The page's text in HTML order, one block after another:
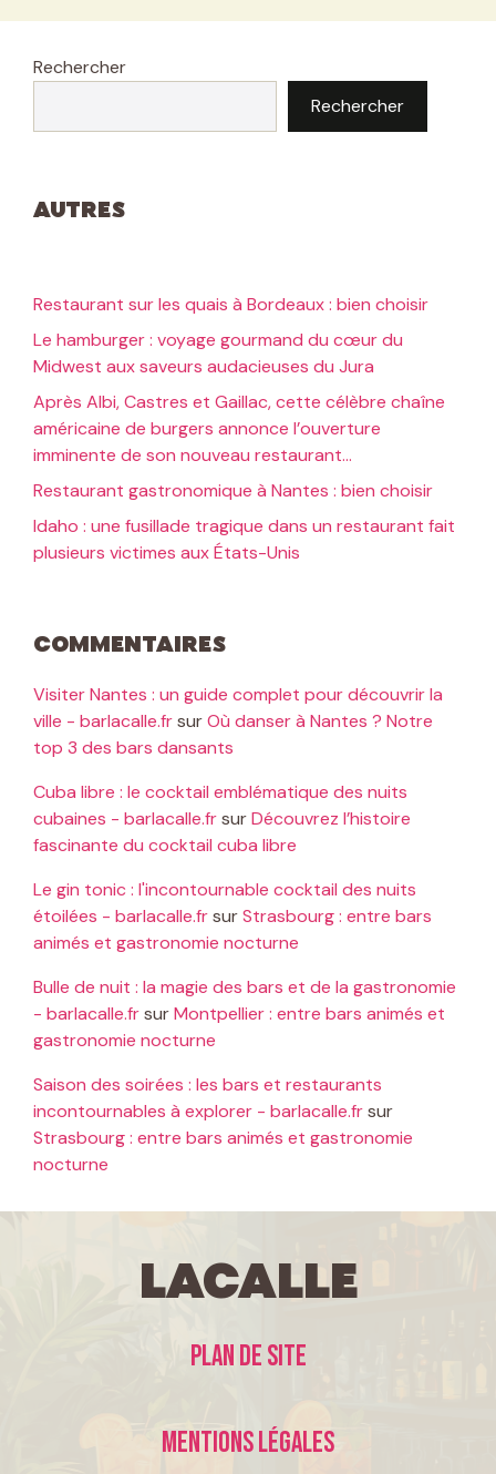
Rechercher
Rechercher
Autres
Restaurant sur les quais à Bordeaux : bien choisir
Le hamburger : voyage gourmand du cœur du
Midwest aux saveurs audacieuses du Jura
Après Albi, Castres et Gaillac, cette célèbre chaîne
américaine de burgers annonce l’ouverture
imminente de son nouveau restaurant…
Restaurant gastronomique à Nantes : bien choisir
Idaho : une fusillade tragique dans un restaurant fait
plusieurs victimes aux États-Unis
Commentaires
Visiter Nantes : un guide complet pour découvrir la
ville - barlacalle.frsurOù danser à Nantes ? Notre
top 3 des bars dansants
Cuba libre : le cocktail emblématique des nuits
cubaines - barlacalle.frsurDécouvrez l’histoire
fascinante du cocktail cuba libre
Le gin tonic : l'incontournable cocktail des nuits
étoilées - barlacalle.frsurStrasbourg : entre bars
animés et gastronomie nocturne
Bulle de nuit : la magie des bars et de la gastronomie
- barlacalle.frsurMontpellier : entre bars animés et
gastronomie nocturne
Saison des soirées : les bars et restaurants
incontournables à explorer - barlacalle.frsur
Strasbourg : entre bars animés et gastronomie
nocturne
LaCalle
Plan de site
Mentions légales